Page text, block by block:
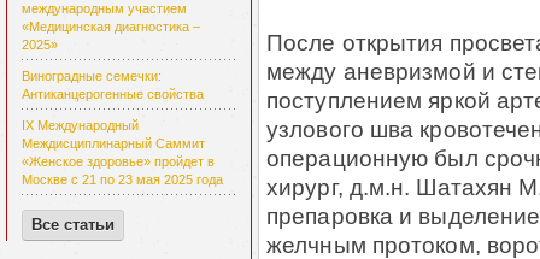
международным участием
«Медицинская диагностика –
2025»
Виноградные семечки:
Антиканцерогенные свойства
IX Международный
Междисциплинарный Саммит
«Женское здоровье» пройдет в
Москве с 21 по 23 мая 2025 года
Все статьи
После открытия
между аневризмой и
поступлением яркой
узлового шва
операционную был
хирург, д.м.н. Шатахян
препаровка и
желчным протоком,